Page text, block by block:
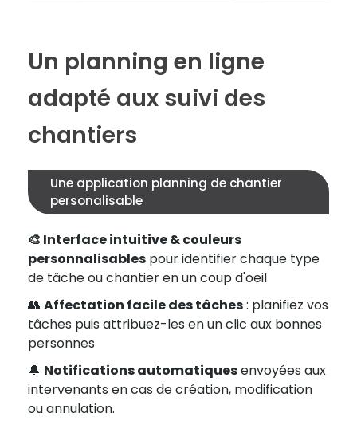
Un planning en ligne
adapté aux suivi des
chantiers
Une application planning de chantier
personalisable
🎨 Interface intuitive & couleurs
personnalisables pour identifier chaque type
de tâche ou chantier en un coup d'oeil
👥 Affectation facile des tâches: planifiez vos
tâches puis attribuez-les en un clic aux bonnes
personnes
🔔 Notifications automatiquesenvoyées aux
intervenants en cas de création, modification
ou annulation.